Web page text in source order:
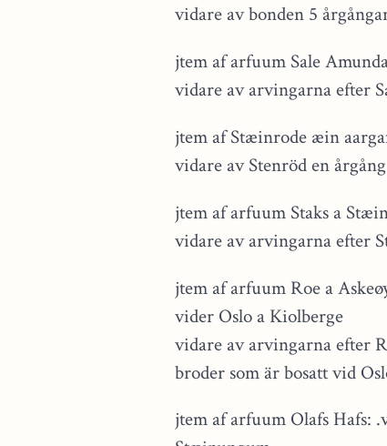
vidare av bonden 5
jtem af arfuum Sale
vidare av arvingarna efter
jtem af Stæinrode æin
vidare av Stenröd en årgång
jtem af arfuum Staks a
vidare av arvingarna efter
jtem af arfuum Roe a
vider Oslo a Kiolberge
vidare av arvingarna efter
broder som är bosatt vid
jtem af arfuum Olafs